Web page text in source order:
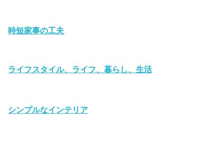
時短家事の工夫
ライフスタイル、ライフ、暮らし、生活
シンプルなインテリア